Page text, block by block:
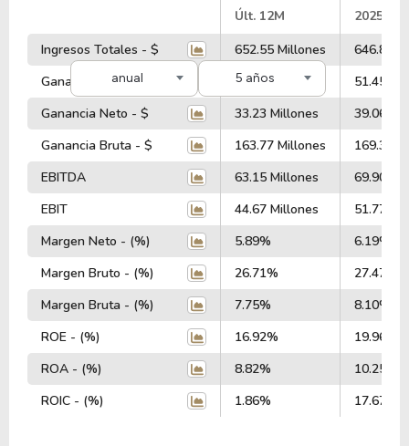
anual 5 años
Últ. 12M
2025
Ingresos Totales - $
652.55 Millones
646.80
Ganancia Operativa - $
44.39 Millones
51.45
Ganancia Neto - $
33.23 Millones
39.06
Ganancia Bruta - $
163.77 Millones
169.32
EBITDA
63.15 Millones
69.90
EBIT
44.67 Millones
51.77
Margen Neto - (%)
5.89%
6.19%
Margen Bruto - (%)
26.71%
27.47%
Margen Bruta - (%)
7.75%
8.10%
ROE - (%)
16.92%
19.96%
ROA - (%)
8.82%
10.25%
ROIC - (%)
1.86% 17.67%